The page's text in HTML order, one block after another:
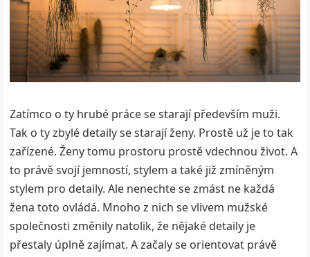
Zatímco o ty hrubé práce se starají především muži.
Tak o ty zbylé detaily se starají ženy. Prostě už je to tak
zařízené. Ženy tomu prostoru prostě vdechnou život. A
to právě svojí jemností, stylem a také již zmíněným
stylem pro detaily. Ale nenechte se zmást ne každá
žena toto ovládá. Mnoho z nich se vlivem mužské
společnosti změnily natolik, že nějaké detaily je
přestaly úplně zajímat. A začaly se orientovat právě